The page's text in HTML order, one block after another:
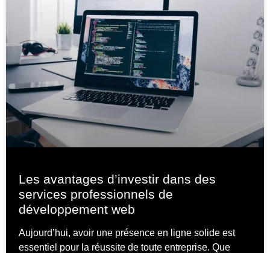
Les avantages d’investir dans des
services professionnels de
développement web
Aujourd’hui, avoir une présence en ligne solide est
essentiel pour la réussite de toute entreprise. Que